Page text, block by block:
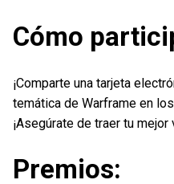
Cómo
¡Comparte una tarjeta
temática de Warframe en los
¡Asegúrate de traer tu
Premios: